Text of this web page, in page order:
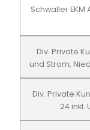
Schwaller
Div. Private
und Strom,
Div. Private
24 inkl.